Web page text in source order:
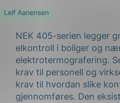
Leif Aanensen
NEK 405-serien legger
elkontroll i boliger og
elektrotermografering.
krav til personell og
krav til hvordan slike
gjennomføres. Den